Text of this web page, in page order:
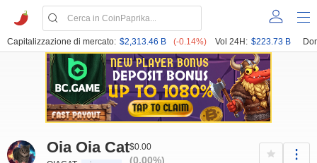
Capitalizzazione di mercato: $2,313.46 B (-0.14%) Vol 24H: $223.73 B
Oia Oia Cat$0.00
(0.00%)